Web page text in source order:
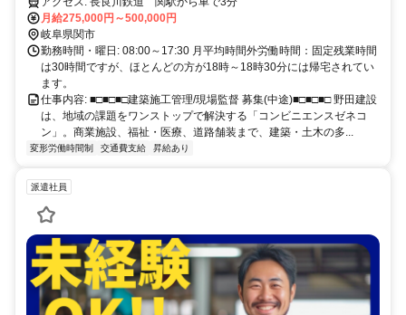
任せし、将来は所長へ。
月給275,000円～500,000円
岐阜県関市
勤務時間・曜日: 08:00～17:30 月平均時間外労働時間：固定残業時間
は30時間ですが、ほとんどの方が18時～18時30分には帰宅されてい
ます。
仕事内容: ■□■□■□建築施工管理/現場監督 募集(中途)■□■□■□ 野田建設
は、地域の課題をワンストップで解決する「コンビニエンスゼネコ
ン」。商業施設、福祉・医療、道路舗装まで、建築・土木の多...
変形労働時間制 交通費支給 昇給あり
派遣社員